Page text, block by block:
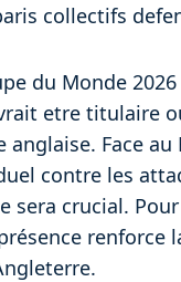
collectifs
du Monde 2026
etre titulaire
anglaise. Face
contre les
sera crucial.
renforce